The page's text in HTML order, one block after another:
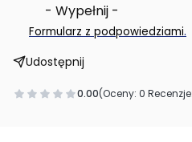
- Wypełnij -
Formularz z podpowiedziami.
Udostępnij
0.00(Oceny: 0